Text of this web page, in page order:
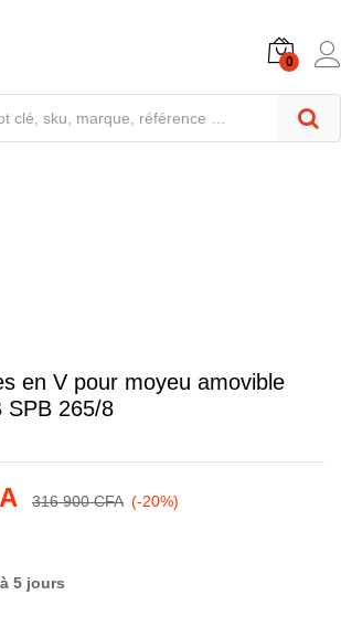
0
en V pour moyeu amovible
SPB 265/8
316 900CFA (-20%)
5 jours